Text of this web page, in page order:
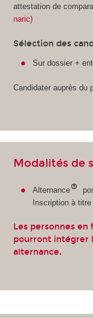
attestation de
naric)
Sélection des
Sur dossier +
Candidater auprès du
Modalités de
Alternance
Inscription à titre
Les personnes
pourront intégrer
alternance.